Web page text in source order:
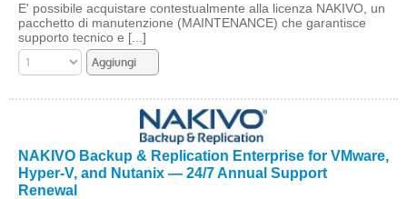
E' possibile acquistare contestualmente alla licenza NAKIVO, un
pacchetto di manutenzione (MAINTENANCE) che garantisce
supporto tecnico e [...]
NAKIVO Backup & Replication Enterprise for VMware,
Hyper-V, and Nutanix — 24/7 Annual Support
Renewal